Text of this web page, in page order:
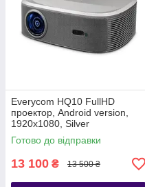
Everycom HQ10 FullHD
проектор, Android version,
1920х1080, Silver
Готово до відправки
13 100 ₴ 13 500 ₴